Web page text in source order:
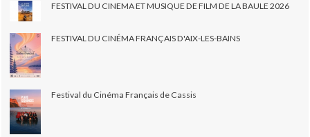
FESTIVAL DU CINEMA ET MUSIQUE DE FILM DE LA BAULE 2026
FESTIVAL DU CINÉMA FRANÇAIS D'AIX-LES-BAINS
Festival du Cinéma Français de Cassis